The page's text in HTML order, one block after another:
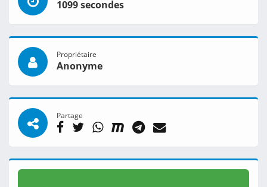
1099 secondes
Propriétaire
Anonyme
Partage